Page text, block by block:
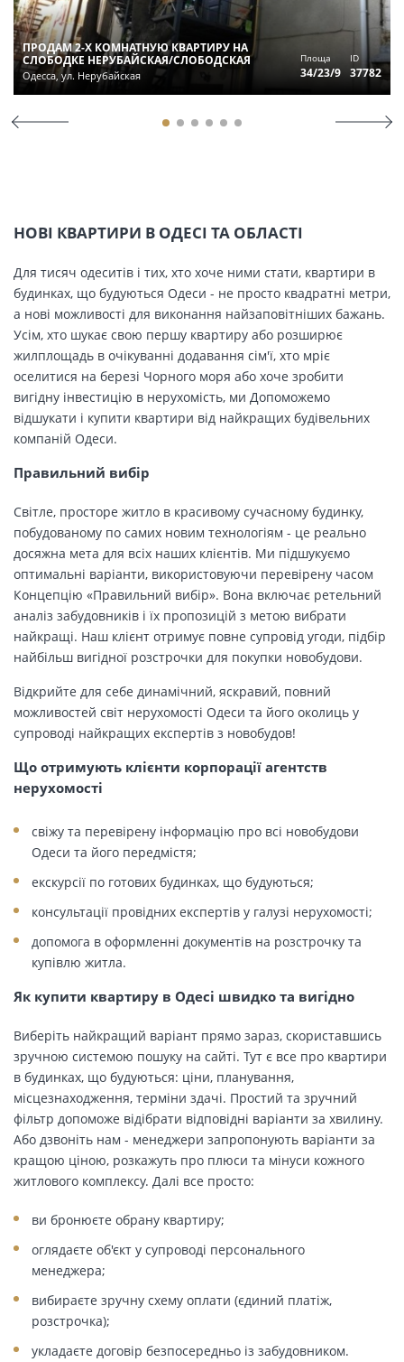
ПРОДАМ 2-Х КОМНАТНУЮ КВАРТИРУ НА
СЛОБОДКЕ НЕРУБАЙСКАЯ/СЛОБОДСКАЯ
Одесса, ул. Нерубайская
Площа
34/23/9
ID
37782
НОВІ КВАРТИРИ В ОДЕСІ ТА ОБЛАСТІ
Для тисяч одеситів і тих, хто хоче ними стати, квартири в
будинках, що будуються Одеси - не просто квадратні метри,
а нові можливості для виконання найзаповітніших бажань.
Усім, хто шукає свою першу квартиру або розширює
жилплощадь в очікуванні додавання сім'ї, хто мріє
оселитися на березі Чорного моря або хоче зробити
вигідну інвестицію в нерухомість, ми Допоможемо
відшукати і купити квартири від найкращих будівельних
компаній Одеси.
Правильний вибір
Світле, просторе житло в красивому сучасному будинку,
побудованому по самих новим технологіям - це реально
досяжна мета для всіх наших клієнтів. Ми підшукуємо
оптимальні варіанти, використовуючи перевірену часом
Концепцію «Правильний вибір». Вона включає ретельний
аналіз забудовників і їх пропозицій з метою вибрати
найкращі. Наш клієнт отримує повне супровід угоди, підбір
найбільш вигідної розстрочки для покупки новобудови.
Відкрийте для себе динамічний, яскравий, повний
можливостей світ нерухомості Одеси та його околиць у
супроводі найкращих експертів з новобудов!
Що отримують клієнти корпорації агентств
нерухомості
свіжу та перевірену інформацію про всі новобудови
Одеси та його передмістя;
екскурсії по готових будинках, що будуються;
консультації провідних експертів у галузі нерухомості;
допомога в оформленні документів на розстрочку та
купівлю житла.
Як купити квартиру в Одесі швидко та вигідно
Виберіть найкращий варіант прямо зараз, скориставшись
зручною системою пошуку на сайті. Тут є все про квартири
в будинках, що будуються: ціни, планування,
місцезнаходження, терміни здачі. Простий та зручний
фільтр допоможе відібрати відповідні варіанти за хвилину.
Або дзвоніть нам - менеджери запропонують варіанти за
кращою ціною, розкажуть про плюси та мінуси кожного
житлового комплексу. Далі все просто:
ви бронюєте обрану квартиру;
оглядаєте об'єкт у супроводі персонального
менеджера;
вибираєте зручну схему оплати (єдиний платіж,
розстрочка);
укладаєте договір безпосередньо із забудовником.